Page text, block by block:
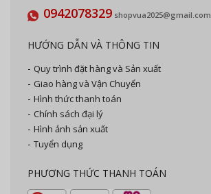
0942078329 shopvua2025@gmail.com
HƯỚNG DẪN VÀ THÔNG TIN
Quy trình đặt hàng và Sản xuất
Giao hàng và Vận Chuyển
Hình thức thanh toán
Chính sách đại lý
Hình ảnh sản xuất
Tuyển dụng
PHƯƠNG THỨC THANH TOÁN